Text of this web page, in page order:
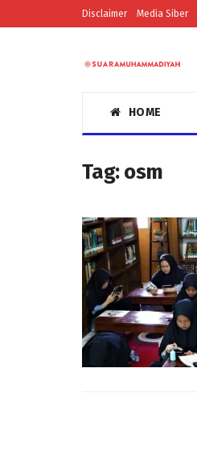
Disclaimer Media Siber
HOME
Tag:osm